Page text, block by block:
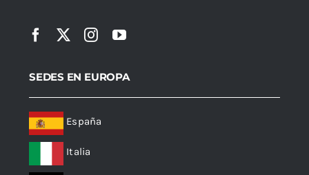
SEDES EN EUROPA
España
Italia